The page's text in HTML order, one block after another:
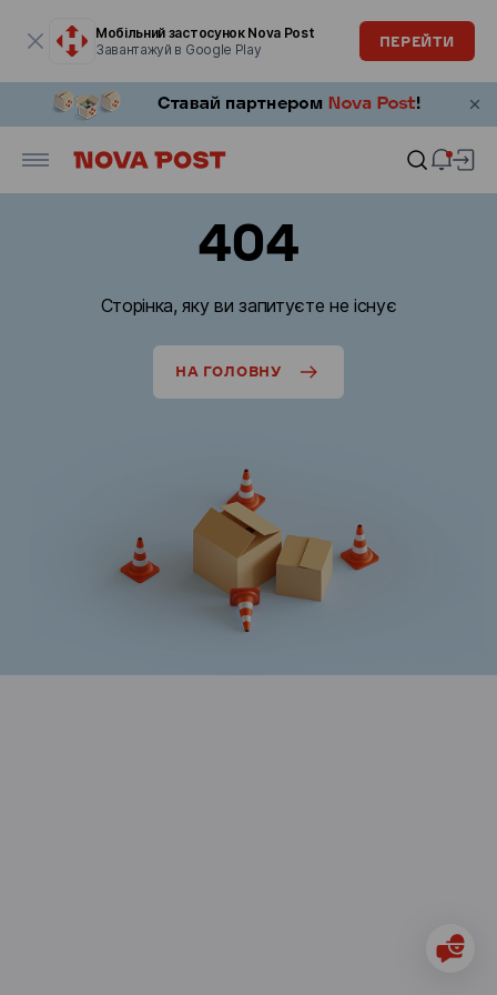
Мобільний застосунок Nova Post
Завантажуй в Google Play
ПЕРЕЙТИ
404
Сторінка, яку ви запитуєте не існує
НА ГОЛОВНУ